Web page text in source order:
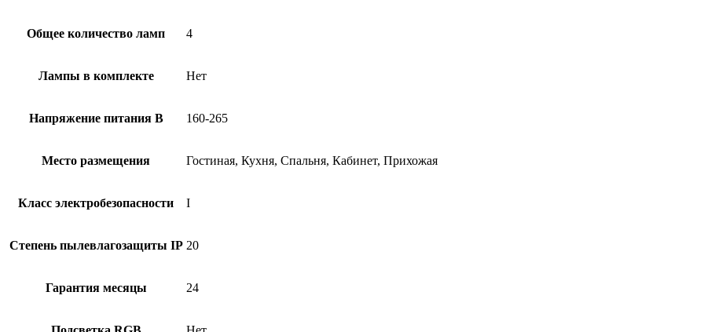
Общее количество ламп 4
Лампы в комплекте Нет
Напряжение питания В 160-265
Место размещения Гостиная, Кухня, Спальня, Кабинет, Прихожая
Класс электробезопасности I
Степень пылевлагозащиты IP 20
Гарантия месяцы 24